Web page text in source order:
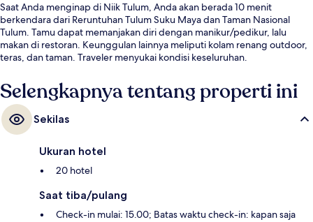
Saat Anda menginap di Niik Tulum, Anda akan berada 10 menit
berkendara dari Reruntuhan Tulum Suku Maya dan Taman Nasional
Tulum. Tamu dapat memanjakan diri dengan manikur/pedikur, lalu
makan di restoran. Keunggulan lainnya meliputi kolam renang outdoor,
teras, dan taman. Traveler menyukai kondisi keseluruhan.
Selengkapnya tentang properti ini
Sekilas
Ukuran hotel
20 hotel
Saat tiba/pulang
Check-in mulai: 15.00; Batas waktu check-in: kapan saja